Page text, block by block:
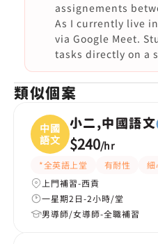
assignements
As I currently live
via Google Meet.
tasks directly on a
類似個案
中國
語文
小二,中國語文
$240/hr
*全英語上堂 有耐性 細
上門補習-西貢
一星期2日-2小時/堂
男導師/女導師-全職補習